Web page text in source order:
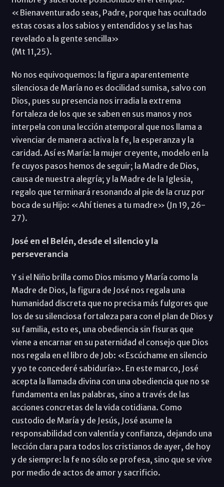
«Bienaventurado seas, Padre, porque has ocultado
estas cosas a los sabios y entendidos y se las has
revelado a la gente sencilla»
(Mt 11,25).
No nos equivoquemos: la figura aparentemente
silenciosa de María no es docilidad sumisa, salvo con
Dios, pues su presencia nos irradia la extrema
fortaleza de los que se saben en sus manos y nos
interpela con una lección atemporal que nos llama a
vivenciar de manera activa la fe, la esperanza y la
caridad. Así es María: la mujer creyente, modelo en la
fe cuyos pasos hemos de seguir; la Madre de Dios,
causa de nuestra alegría; y la Madre de la Iglesia,
regalo que terminará resonando al pie de la cruz por
boca de su Hijo: «Ahí tienes a tu madre» (Jn 19, 26-
27).
José en el Belén, desde el silencio y la
perseverancia
Y si el Niño brilla como Dios mismo y María como la
Madre de Dios, la figura de José nos regala una
humanidad discreta que no precisa más fulgores que
los de su silenciosa fortaleza para con el plan de Dios y
su familia, esto es, una obediencia sin fisuras que
viene a encarnar en su paternidad el consejo que Dios
nos regala en el libro de Job: «Escúchame en silencio
y yo te concederé sabiduría». En este marco, José
acepta la llamada divina con una obediencia que no se
fundamenta en las palabras, sino a través de las
acciones concretas de la vida cotidiana. Como
custodio de María y de Jesús, José asume la
responsabilidad con valentía y confianza, dejando una
lección clara para todos los cristianos de ayer, de hoy
y de siempre: la fe no sólo se profesa, sino que se vive
por medio de actos de amor y sacrificio.